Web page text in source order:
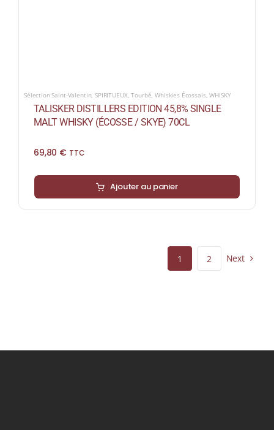
Sélection Saint-Valentin,SPIRITUEUX,Tourbé,Whiskies Écossais,WHISKY
TALISKER DISTILLERS EDITION 45,8% SINGLE
MALT WHISKY (ÉCOSSE / SKYE) 70CL
69,80 € TTC
Ajouter au panier
1 2 Next